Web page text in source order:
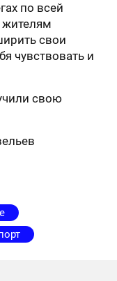
по всей
жителям
свои
чувствовать и
свою